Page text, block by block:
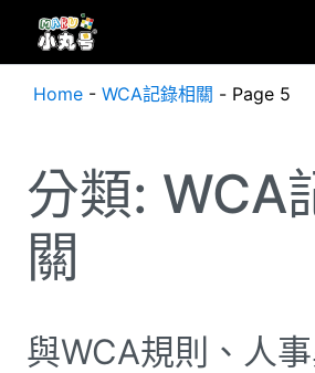
Home - WCA記錄相關 - Page 5
分類: WCA
關
與WCA規則、人